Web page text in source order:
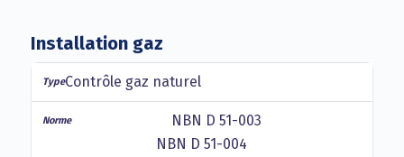
Installation gaz
Contrôle gaz naturel
NBN D 51-003
NBN D 51-004